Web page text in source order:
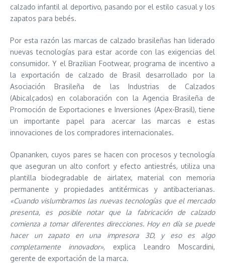
calzado infantil al deportivo, pasando por el estilo casual y los
zapatos para bebés.
Por esta razón las marcas de calzado brasileñas han liderado
nuevas tecnologías para estar acorde con las exigencias del
consumidor. Y el Brazilian Footwear, programa de incentivo a
la exportación de calzado de Brasil desarrollado por la
Asociación Brasileña de las Industrias de Calzados
(Abicalçados) en colaboración con la Agencia Brasileña de
Promoción de Exportaciones e Inversiones (Apex-Brasil), tiene
un importante papel para acercar las marcas e estas
innovaciones de los compradores internacionales.
Opananken, cuyos pares se hacen con procesos y tecnología
que aseguran un alto confort y efecto antiestrés, utiliza una
plantilla biodegradable de airlatex, material con memoria
permanente y propiedades antitérmicas y antibacterianas.
«Cuando vislumbramos las nuevas tecnologías que el mercado
presenta, es posible notar que la fabricación de calzado
comienza a tomar diferentes direcciones. Hoy en día se puede
hacer un zapato en una impresora 3D, y eso es algo
completamente innovador», explica Leandro Moscardini,
gerente de exportación de la marca.